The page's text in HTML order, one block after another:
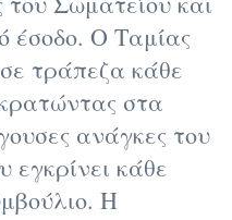
έσοδο. Ο Ταμίας
τράπεζα κάθε
στα
ανάγκες του
εγκρίνει κάθε
Η